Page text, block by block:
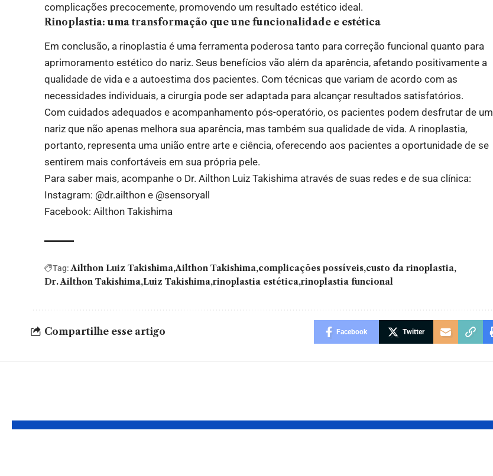
complicações precocemente, promovendo um resultado estético ideal.
Rinoplastia: uma transformação que une funcionalidade e estética
Em conclusão, a rinoplastia é uma ferramenta poderosa tanto para correção funcional quanto para
aprimoramento estético do nariz. Seus benefícios vão além da aparência, afetando positivamente a
qualidade de vida e a autoestima dos pacientes. Com técnicas que variam de acordo com as
necessidades individuais, a cirurgia pode ser adaptada para alcançar resultados satisfatórios.
Com cuidados adequados e acompanhamento pós-operatório, os pacientes podem desfrutar de um
nariz que não apenas melhora sua aparência, mas também sua qualidade de vida. A rinoplastia,
portanto, representa uma união entre arte e ciência, oferecendo aos pacientes a oportunidade de se
sentirem mais confortáveis em sua própria pele.
Para saber mais, acompanhe o Dr. Ailthon Luiz Takishima através de suas redes e de sua clínica:
Instagram: @dr.ailthon e @sensoryall
Facebook: Ailthon Takishima
Tag: Ailthon Luiz Takishima Ailthon Takishima complicações possíveis custo da rinoplastia
Dr. Ailthon Takishima Luiz Takishima rinoplastia estética rinoplastia funcional
Compartilhe esse artigo Facebook Twitter